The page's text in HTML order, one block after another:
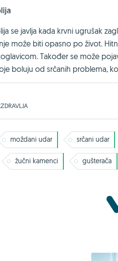
se javlja kada krvni ugrušak
može biti opasno po život.
Također se može
boluju od srčanih problema,
moždani udar srčani udar
žučni kamenci gušterača